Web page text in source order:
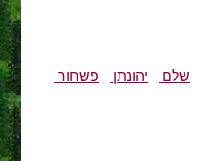
שלם יהונתן
פשחור